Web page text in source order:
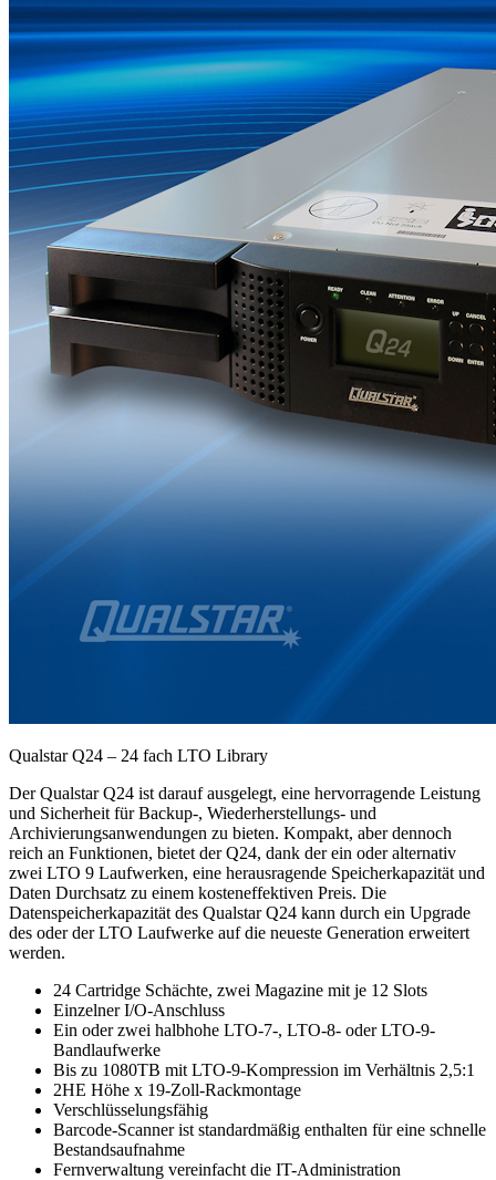
Qualstar Q24 – 24 fach LTO Library
Der Qualstar Q24 ist darauf ausgelegt, eine hervorragende Leistung
und Sicherheit für Backup-, Wiederherstellungs- und
Archivierungsanwendungen zu bieten. Kompakt, aber dennoch
reich an Funktionen, bietet der Q24, dank der ein oder alternativ
zwei LTO 9 Laufwerken, eine herausragende Speicherkapazität und
Daten Durchsatz zu einem kosteneffektiven Preis. Die
Datenspeicherkapazität des Qualstar Q24 kann durch ein Upgrade
des oder der LTO Laufwerke auf die neueste Generation erweitert
werden.
24 Cartridge Schächte, zwei Magazine mit je 12 Slots
Einzelner I/O-Anschluss
Ein oder zwei halbhohe LTO-7-, LTO-8- oder LTO-9-
Bandlaufwerke
Bis zu 1080TB mit LTO-9-Kompression im Verhältnis 2,5:1
2HE Höhe x 19-Zoll-Rackmontage
Verschlüsselungsfähig
Barcode-Scanner ist standardmäßig enthalten für eine schnelle
Bestandsaufnahme
Fernverwaltung vereinfacht die IT-Administration